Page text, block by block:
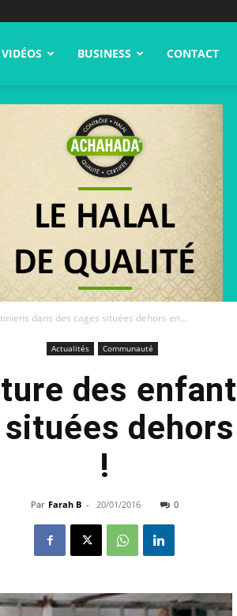
VIDÉOS BUSINESS CONTACT
dans des cages situées dehors en...
Actualités Communauté
des
!
Par Farah B - 20/01/2016 0